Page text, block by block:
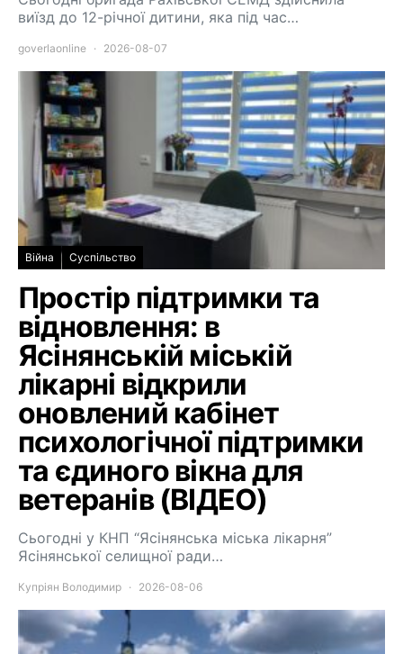
виїзд до 12-річної дитини, яка під час…
goverlaonline 2026-08-07
Війна Суспільство
Простір підтримки та
відновлення: в
Ясінянській міській
лікарні відкрили
оновлений кабінет
психологічної підтримки
та єдиного вікна для
ветеранів (ВІДЕО)
Сьогодні у КНП “Ясінянська міська лікарня”
Ясінянської селищної ради…
Купріян Володимир 2026-08-06